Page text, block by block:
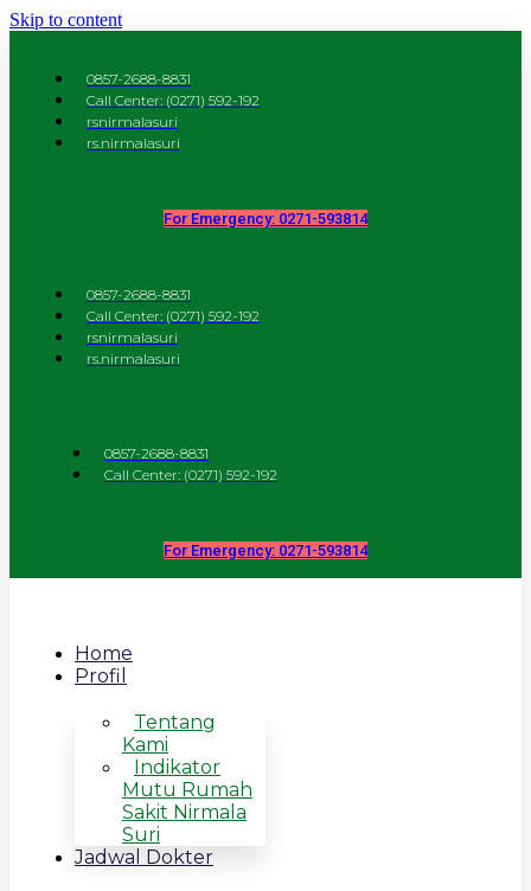
Skip to content
0857-2688-8831
Call Center: (0271) 592-192
rsnirmalasuri
rs.nirmalasuri
For Emergency: 0271-593814
0857-2688-8831
Call Center: (0271) 592-192
rsnirmalasuri
rs.nirmalasuri
0857-2688-8831
Call Center: (0271) 592-192
For Emergency: 0271-593814
Home
Profil
Tentang
Kami
Indikator
Mutu Rumah
Sakit Nirmala
Suri
Jadwal Dokter